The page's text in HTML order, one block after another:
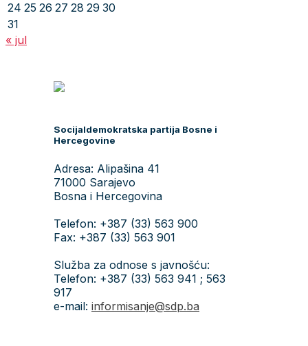
24 25 26 27 28 29 30
31
« jul
Socijaldemokratska partija Bosne i
Hercegovine
Adresa: Alipašina 41
71000 Sarajevo
Bosna i Hercegovina
Telefon: +387 (33) 563 900
Fax: +387 (33) 563 901
Služba za odnose s javnošću:
Telefon: +387 (33) 563 941 ; 563
917
e-mail: informisanje@sdp.ba